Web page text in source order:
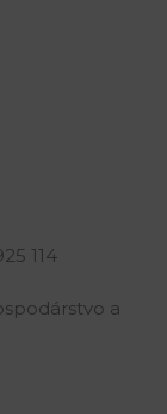
114
a